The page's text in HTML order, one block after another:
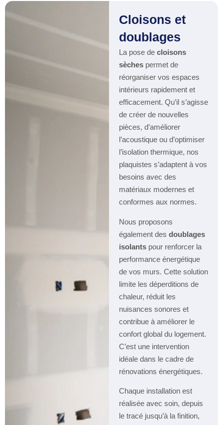
Cloisons et
doublages
La pose de cloisons
sèchespermet de
réorganiser vos espaces
intérieurs rapidement et
efficacement. Qu’il s’agisse
de créer de nouvelles
pièces, d’améliorer
l’acoustique ou d’optimiser
l’isolation thermique, nos
plaquistes s’adaptent à vos
besoins avec des
matériaux modernes et
conformes aux normes.
Nous proposons
également des doublages
isolantspour renforcer la
performance énergétique
de vos murs. Cette solution
limite les déperditions de
chaleur, réduit les
nuisances sonores et
contribue à améliorer le
confort global du logement.
C’est une intervention
idéale dans le cadre de
rénovations énergétiques.
Chaque installation est
réalisée avec soin, depuis
le tracé jusqu’à la finition,